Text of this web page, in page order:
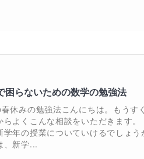
っている
に授業してほしい
ップしたい
うになりたい
たい
直したい
時間が無い
お願いしたい
困らないための数学の勉強法
休みの勉強法こんにちは。もうす
よくこんな相談をいただきます
年の授業についていけるでしょ
、新学...